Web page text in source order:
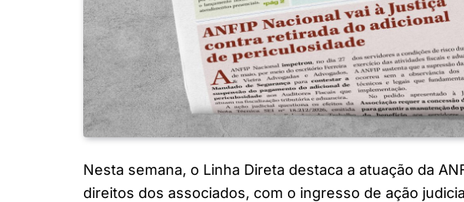
Nesta semana, o Linha Direta destaca a atuação da
direitos dos associados, com o ingresso de ação